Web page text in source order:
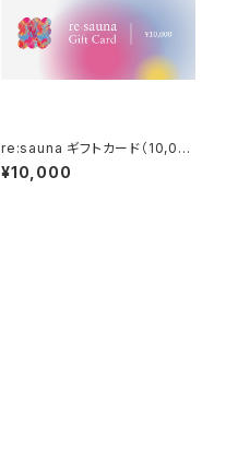
re:sauna ギフトカード（10,00
0円分）
¥10,000